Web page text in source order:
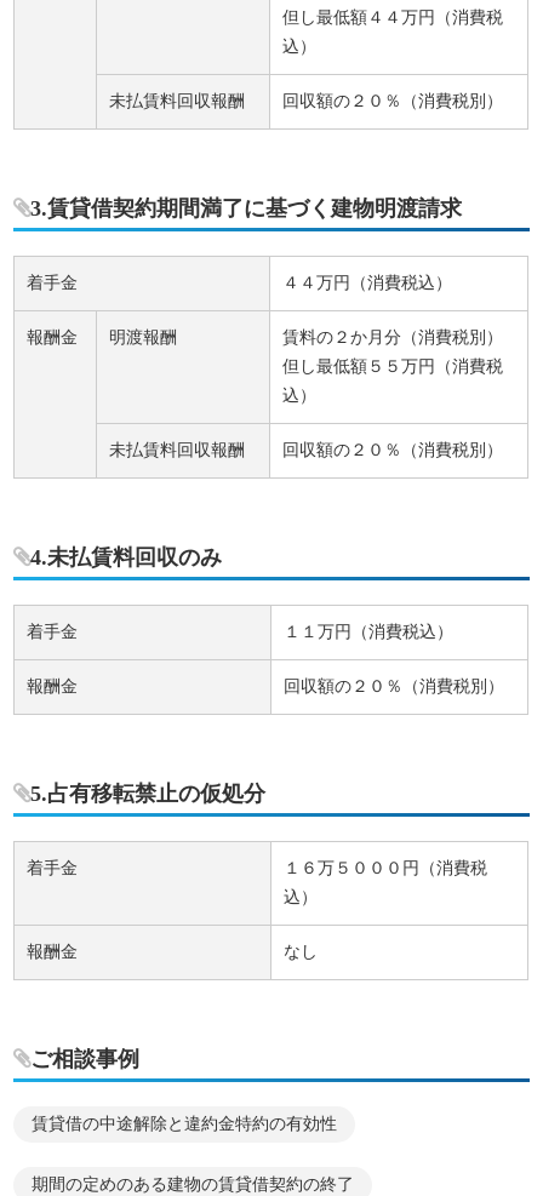
但し最低額４４万円（消費税
込）
未払賃料回収報酬 回収額の２０％（消費税別）
3.賃貸借契約期間満了に基づく建物明渡請求
着手金 ４４万円（消費税込）
報酬金 明渡報酬
賃料の２か月分（消費税別）
但し最低額５５万円（消費税
込）
未払賃料回収報酬 回収額の２０％（消費税別）
4.未払賃料回収のみ
着手金 １１万円（消費税込）
報酬金 回収額の２０％（消費税別）
5.占有移転禁止の仮処分
着手金
１６万５０００円（消費税
込）
報酬金 なし
ご相談事例
賃貸借の中途解除と違約金特約の有効性
期間の定めのある建物の賃貸借契約の終了